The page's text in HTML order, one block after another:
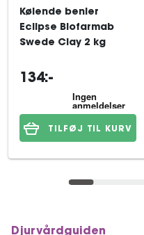
Kølende benler
Eclipse Biofarmab
Swede Clay 2 kg
134:-
TILFØJ TIL KURV
Djurvårdguiden